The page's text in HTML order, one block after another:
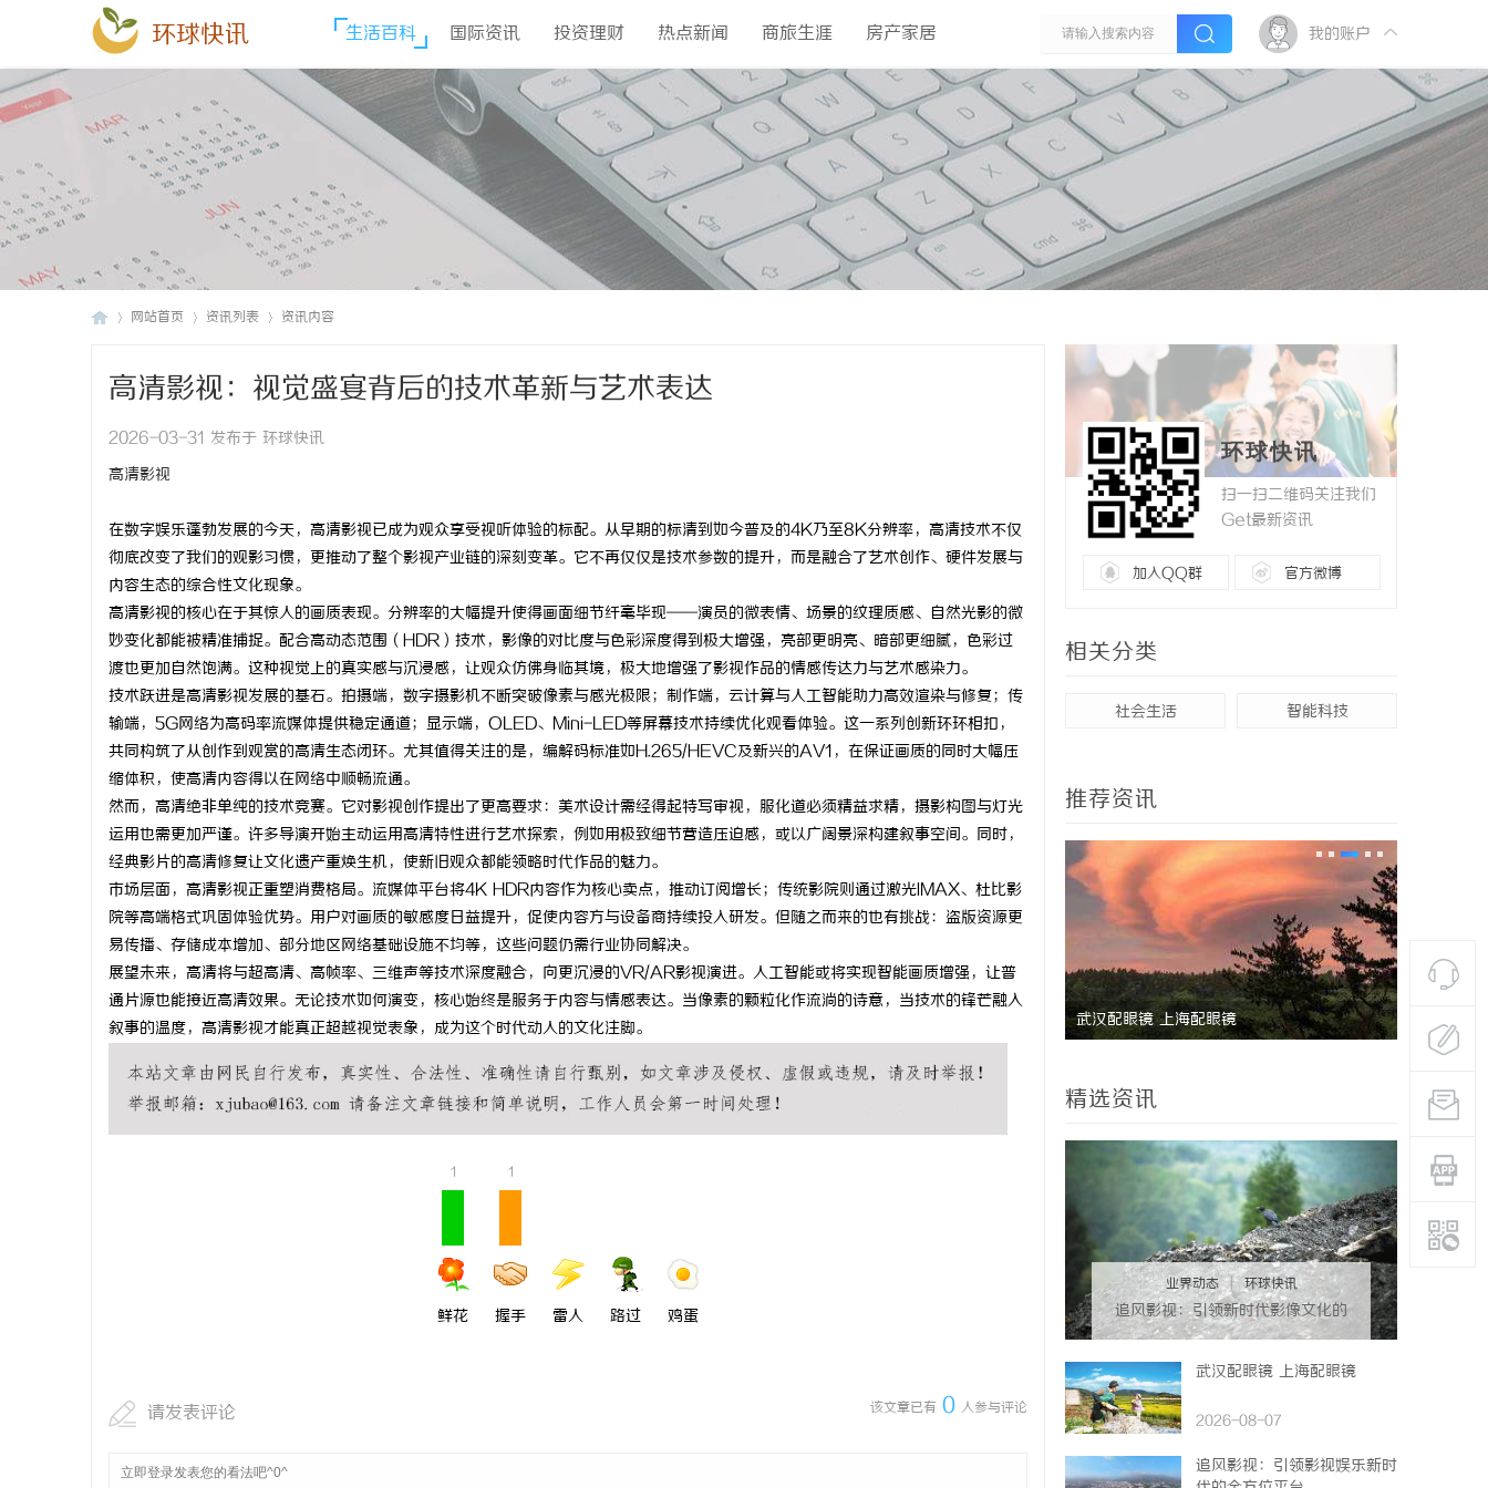
环球快讯 生活百科 国际资讯 投资理财 热点新闻 商旅生涯 房产家居 我的账户
网站首页 资讯列表 资讯内容
高清影视：视觉盛宴背后的技术革新与艺术表达
2026-03-31 发布于 环球快讯
高清影视
在数字娱乐蓬勃发展的今天，高清影视已成为观众享受视听体验的标配。从早期的标清到如今普及的4K乃至8K分辨率，高清技术不仅
彻底改变了我们的观影习惯，更推动了整个影视产业链的深刻变革。它不再仅仅是技术参数的提升，而是融合了艺术创作、硬件发展与
内容生态的综合性文化现象。
高清影视的核心在于其惊人的画质表现。分辨率的大幅提升使得画面细节纤毫毕现——演员的微表情、场景的纹理质感、自然光影的微
妙变化都能被精准捕捉。配合高动态范围（HDR）技术，影像的对比度与色彩深度得到极大增强，亮部更明亮、暗部更细腻，色彩过
渡也更加自然饱满。这种视觉上的真实感与沉浸感，让观众仿佛身临其境，极大地增强了影视作品的情感传达力与艺术感染力。
技术跃进是高清影视发展的基石。拍摄端，数字摄影机不断突破像素与感光极限；制作端，云计算与人工智能助力高效渲染与修复；传
输端，5G网络为高码率流媒体提供稳定通道；显示端，OLED、Mini-LED等屏幕技术持续优化观看体验。这一系列创新环环相扣，
共同构筑了从创作到观赏的高清生态闭环。尤其值得关注的是，编解码标准如H.265/HEVC及新兴的AV1，在保证画质的同时大幅压
缩体积，使高清内容得以在网络中顺畅流通。
然而，高清绝非单纯的技术竞赛。它对影视创作提出了更高要求：美术设计需经得起特写审视，服化道必须精益求精，摄影构图与灯光
运用也需更加严谨。许多导演开始主动运用高清特性进行艺术探索，例如用极致细节营造压迫感，或以广阔景深构建叙事空间。同时，
经典影片的高清修复让文化遗产重焕生机，使新旧观众都能领略时代作品的魅力。
市场层面，高清影视正重塑消费格局。流媒体平台将4K HDR内容作为核心卖点，推动订阅增长；传统影院则通过激光IMAX、杜比影
院等高端格式巩固体验优势。用户对画质的敏感度日益提升，促使内容方与设备商持续投入研发。但随之而来的也有挑战：盗版资源更
易传播、存储成本增加、部分地区网络基础设施不均等，这些问题仍需行业协同解决。
展望未来，高清将与超高清、高帧率、三维声等技术深度融合，向更沉浸的VR/AR影视演进。人工智能或将实现智能画质增强，让普
通片源也能接近高清效果。无论技术如何演变，核心始终是服务于内容与情感表达。当像素的颗粒化作流淌的诗意，当技术的锋芒融入
叙事的温度，高清影视才能真正超越视觉表象，成为这个时代动人的文化注脚。
1
鲜花
1
握手 雷人 路过 鸡蛋
该文章已有 0 人参与评论
请发表评论
环球快讯
扫一扫二维码关注我们
Get最新资讯
加入QQ群 官方微博
相关分类
社会生活 智能科技
推荐资讯
武汉配眼镜 上海配眼镜 武汉配眼镜 上海配眼镜 青鸟影视
精选资讯
业界动态 | 环球快讯
追风影视：引领新时代影像文化的
创新平台
武汉配眼镜 上海配眼镜
2026-08-07
追风影视：引领影视娱乐新时